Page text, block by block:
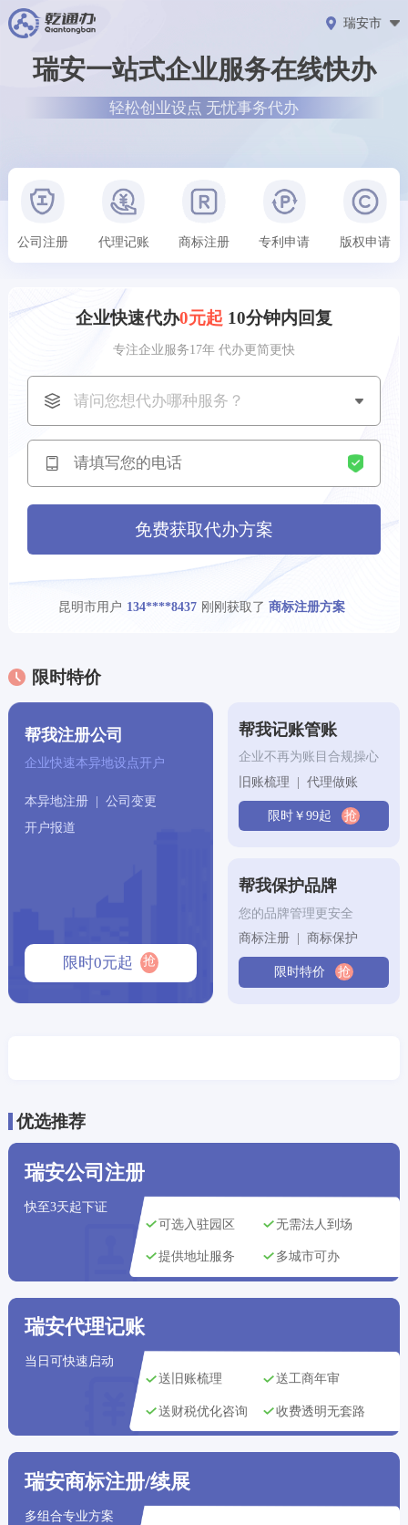
瑞安市
瑞安一站式企业服务在线快办
轻松创业设点 无忧事务代办
公司注册 代理记账 商标注册 专利申请 版权申请
企业快速代办0元起 10分钟内回复
专注企业服务17年 代办更简更快
免费获取代办方案
西安市用户 141****6821 刚刚获取了 公司注册方案
合肥市用户 185****2452 刚刚获取了 专利申请方案
成都市用户 147****5392 刚刚获取了 代理记账方案
武汉市用户 197****4310 刚刚获取了 专利申请方案
广州市用户 131****5170
深圳市用户 148****3744 刚刚获取了 商标注册方案
西安市用户 143****3088 刚刚获取了 公司注册方案
刚刚获取了
福州市用户
大连市用户 刚刚获取了 商标注册方案
天津市用户 156****1117
长沙市用户 专利申请方案
刚刚获取了
武汉市用户 168****8513 刚刚获取了 商标注册方案
北京市用户 153****6217 刚刚获取了 专利申请方案
苏州市用户
昆明市用户 196****6014
福州市用户 140****3367 刚刚获取了
195****8549 刚刚获取了 版权登记方案
北京市用户 140****2116
176****0901 刚刚获取了 商标注册方案
172****5309 刚刚获取了 代理记账方案
限时特价
帮我注册公司
企业快速本异地设点开户
本异地注册 | 公司变更
开户报道
限时0元起 抢
帮我记账管账
企业不再为账目合规操心
旧账梳理 | 代理做账
限时￥99起 抢
帮我保护品牌
您的品牌管理更安全
商标注册 | 商标保护
限时特价 抢
优选推荐
瑞安公司注册
快至3天起下证
可选入驻园区
无需法人到场
提供地址服务 多城市可办
瑞安代理记账
当日可快速启动
送旧账梳理
送工商年审
送财税优化咨询 收费透明无套路
瑞安商标注册/续展
多组合专业方案